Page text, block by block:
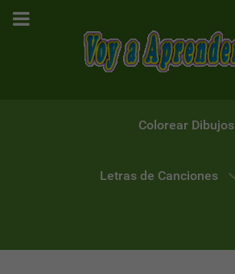
Colorear Dibujos
Letras de Canciones